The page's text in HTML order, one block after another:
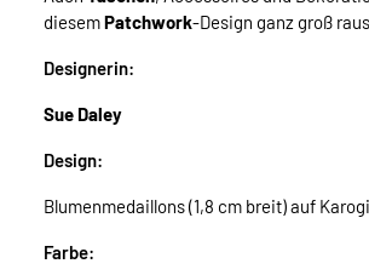
diesemPatchwork-Design ganz groß
Designerin:
Sue Daley
Design:
Blumenmedaillons (1,8 cm breit) auf
Farbe: